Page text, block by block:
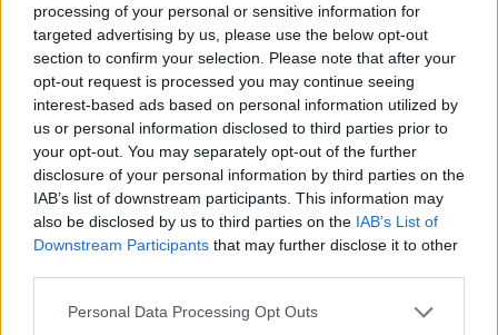
processing of your personal or sensitive information for
targeted advertising by us, please use the below opt-out
section to confirm your selection. Please note that after your
opt-out request is processed you may continue seeing
interest-based ads based on personal information utilized by
us or personal information disclosed to third parties prior to
your opt-out. You may separately opt-out of the further
disclosure of your personal information by third parties on the
IAB’s list of downstream participants. This information may
also be disclosed by us to third parties on the IAB’s List of
Downstream Participants that may further disclose it to other
Personal Data Processing Opt Outs